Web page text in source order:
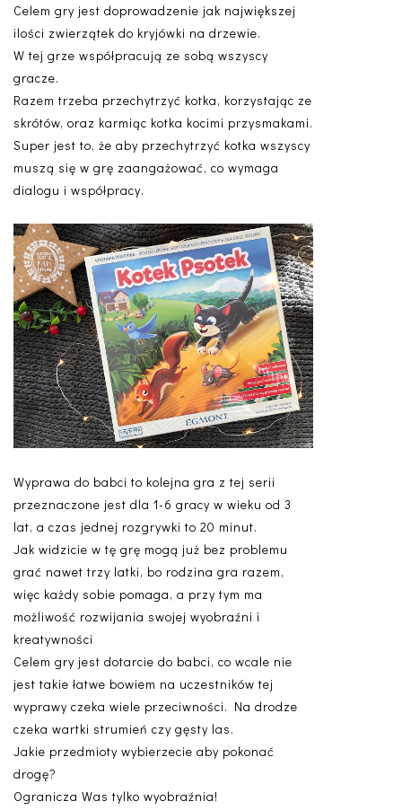
Celem gry jest doprowadzenie jak największej
ilości zwierzątek do kryjówki na drzewie.
W tej grze współpracują ze sobą wszyscy
gracze.
Razem trzeba przechytrzyć kotka, korzystając ze
skrótów, oraz karmiąc kotka kocimi przysmakami.
Super jest to, że aby przechytrzyć kotka wszyscy
muszą się w grę zaangażować, co wymaga
dialogu i współpracy.
Wyprawa do babci to kolejna gra z tej serii
przeznaczone jest dla 1-6 gracy w wieku od 3
lat, a czas jednej rozgrywki to 20 minut.
Jak widzicie w tę grę mogą już bez problemu
grać nawet trzy latki, bo rodzina gra razem,
więc każdy sobie pomaga, a przy tym ma
możliwość rozwijania swojej wyobraźni i
kreatywności
Celem gry jest dotarcie do babci, co wcale nie
jest takie łatwe bowiem na uczestników tej
wyprawy czeka wiele przeciwności. Na drodze
czeka wartki strumień czy gęsty las.
Jakie przedmioty wybierzecie aby pokonać
drogę?
Ogranicza Was tylko wyobraźnia!